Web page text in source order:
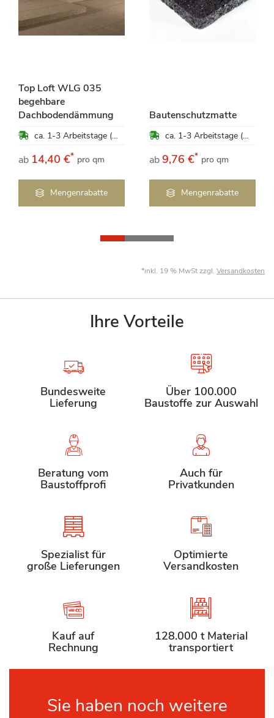
Top Loft WLG 035
begehbare
Dachbodendämmung
ca. 1-3 Arbeitstage (Mo-Fr)
ab 14,40 €* pro qm
Mengenrabatte
Bautenschutzmatte
ca. 1-3 Arbeitstage (Mo-Fr)
ab9,76 €* pro qm
Mengenrabatte
*inkl. 19 % MwSt zzgl. Versandkosten
Ihre Vorteile
Bundesweite
Lieferung
Über 100.000
Baustoffe zur Auswahl
Beratung vom
Baustoffprofi
Auch für
Privatkunden
Spezialist für
große Lieferungen
Optimierte
Versandkosten
Kauf auf
Rechnung
128.000 t Material
transportiert
Sie haben noch weitere